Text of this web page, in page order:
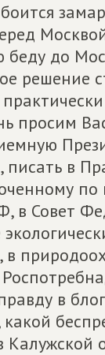
беду до
решение
просим
писать в
по
в Совет
в
в
какой
Калужской